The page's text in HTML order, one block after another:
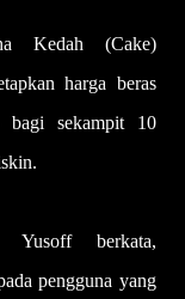
Kedah (Cake)
harga beras
bagi sekampit 10
Yusoff berkata,
pengguna yang